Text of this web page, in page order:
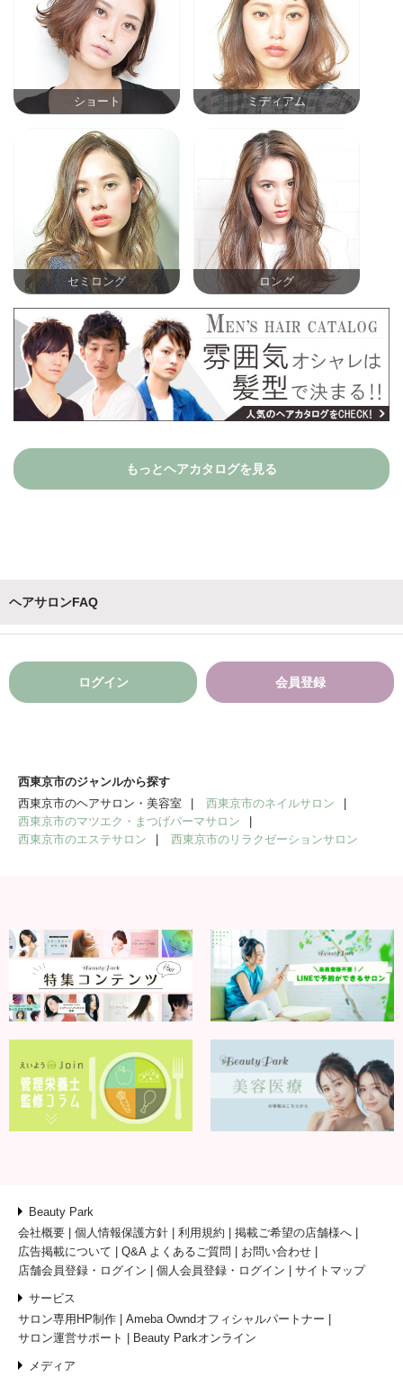
ショート ミディアム
セミロング ロング
もっとヘアカタログを見る
ヘアサロンFAQ
ログイン 会員登録
西東京市のジャンルから探す
西東京市のヘアサロン・美容室
西東京市のネイルサロン
西東京市のマツエク・まつげパーマサロン
西東京市のエステサロン
西東京市のリラクゼーションサロン
Beauty Park
会社概要
個人情報保護方針 利用規約
掲載ご希望の店舗様へ
広告掲載について
Q&A よくあるご質問
お問い合わせ
店舗会員登録・ログイン
個人会員登録・ログイン サイトマップ
サービス
サロン専用HP制作
Ameba Owndオフィシャルパートナー
サロン運営サポート
Beauty Parkオンライン
メディア